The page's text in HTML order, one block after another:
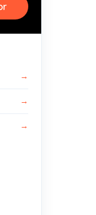
→
→
→